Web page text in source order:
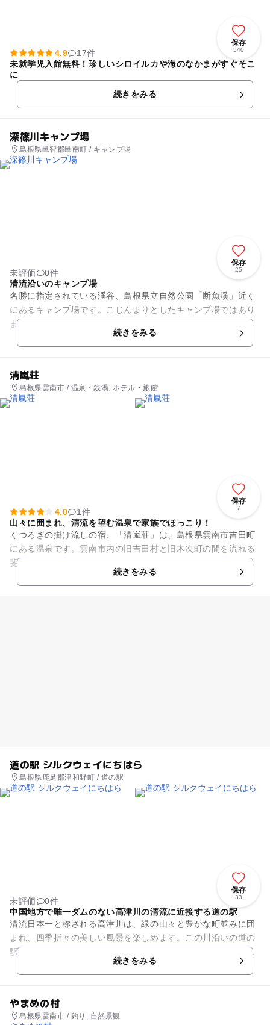
保存
540
4.9
17件
未就学児入館無料！珍しいシロイルカや海のなかまがすぐそこ
に
続きをみる
深篠川キャンプ場
島根県邑智郡邑南町 / キャンプ場
保存
25
未評価
0件
清流沿いのキャンプ場
名勝に指定されている渓谷、島根県立自然公園「断魚渓」近く
にあるキャンプ場です。こじんまりとしたキャンプ場ではあり
ますが、春には桜やツツジ、秋には紅葉がみられ、ちょっとし
た花見の隠れスポットになっ...続きをみる
清嵐荘
島根県雲南市 / 温泉・銭湯, ホテル・旅館
保存
7
4.0
1件
山々に囲まれ、清流を望む温泉で家族でほっこり！
くつろぎの掛け流しの宿、「清嵐荘」は、島根県雲南市吉田町
にある温泉です。雲南市内の旧吉田村と旧木次町の間を流れる
斐伊川の中流にあり、出雲湯村温泉といわれています。山々に
囲まれ、下に流れる川を眺め...続きをみる
道の駅 シルクウェイにちはら
島根県鹿足郡津和野町 / 道の駅
保存
33
未評価
0件
中国地方で唯一ダムのない高津川の清流に近接する道の駅
清流日本一と称される高津川は、緑の山々と豊かな町並みに囲
まれ、四季折々の美しい風景を楽しめます。この川沿いの道の
駅「シルクウェイにちはら」には親水公園があり、夏の川遊び
や冬の野鳥観察などが可能で...続きをみる
やまめの村
島根県雲南市 / 釣り, 自然景観